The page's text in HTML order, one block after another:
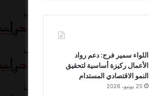
اللواء سمير فرج: دعم رواد
الأعمال ركيزة أساسية لتحقيق
النمو الاقتصادي المستدام
25 يونيو، 2026